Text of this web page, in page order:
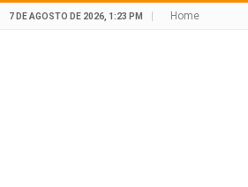
7 DE AGOSTO DE 2026, 1:23 PM Home